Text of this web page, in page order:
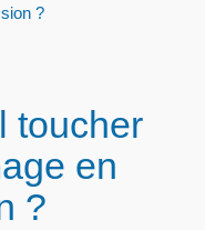
?
toucher
en
?